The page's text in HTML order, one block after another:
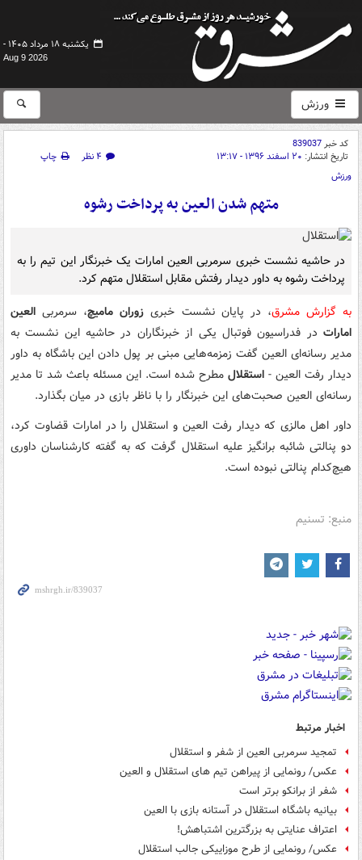
یکشنبه ۱۸ مرداد ۱۴۰۵ -
Aug 9 2026
ورزش
کد خبر839037
تاریخ انتشار: ۲۰ اسفند ۱۳۹۶ - ۱۳:۱۷ ۴ نظر
چاپ
ورزش
متهم شدن العین به پرداخت رشوه
در حاشیه نشست خبری سرمربی العین امارات یک خبرنگار این تیم را به
پرداخت رشوه به داور دیدار رفتش مقابل استقلال متهم کرد.
به گزارش مشرق، در پایان نشست خبری زوران مامیچ، سرمربی العین
امارات در فدراسیون فوتبال یکی از خبرنگاران در حاشیه این نشست به
مدیر رسانه‌ای العین گفت زمزمه‌هایی مبنی بر پول دادن این باشگاه به داور
دیدار رفت العین - استقلال مطرح شده است. این مسئله باعث شد تا مدیر
رسانه‌ای العین صحبت‌های این خبرنگار را با ناظر بازی در میان بگذارد.
داور اهل مالزی که دیدار رفت العین و استقلال را در امارات قضاوت کرد،
دو پنالتی شائبه برانگیز علیه استقلال گرفت که به گفته کارشناسان داوری
هیچ‌کدام پنالتی نبوده است.
منبع: تسنیم
اخبار مرتبط
تمجید سرمربی العین از شفر و استقلال
عکس/ رونمایی از پیراهن تیم های استقلال و العین
شفر از برانکو برتر است
بیانیه باشگاه استقلال در آستانه بازی با العین
اعتراف عنایتی به بزرگترین اشتباهش!
عکس/ رونمایی از طرح موزاییکی جالب استقلال